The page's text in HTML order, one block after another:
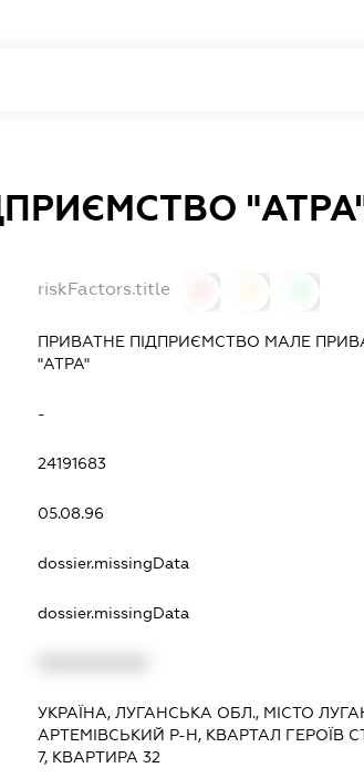
riskFactors.title
ПРИВАТНЕ ПІДПРИЄМСТВО МАЛЕ
"АТРА"
-
24191683
05.08.96
dossier.missingData
dossier.missingData
УКРАЇНА, ЛУГАНСЬКА ОБЛ., МІСТО
АРТЕМІВСЬКИЙ Р-Н, КВАРТАЛ ГЕРОЇВ
7, КВАРТИРА 32